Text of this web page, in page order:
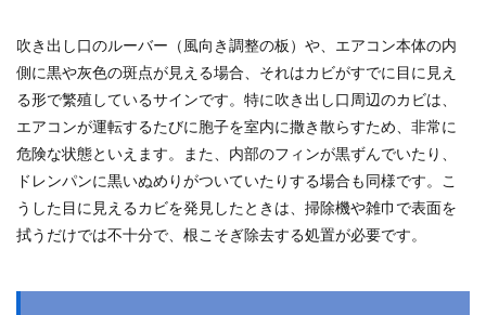
吹き出し口のルーバー（風向き調整の板）や、エアコン本体の内
側に黒や灰色の斑点が見える場合、それはカビがすでに目に見え
る形で繁殖しているサインです。特に吹き出し口周辺のカビは、
エアコンが運転するたびに胞子を室内に撒き散らすため、非常に
危険な状態といえます。また、内部のフィンが黒ずんでいたり、
ドレンパンに黒いぬめりがついていたりする場合も同様です。こ
うした目に見えるカビを発見したときは、掃除機や雑巾で表面を
拭うだけでは不十分で、根こそぎ除去する処置が必要です。